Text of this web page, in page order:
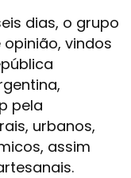
dias, o grupo
vindos
pela
urbanos,
assim